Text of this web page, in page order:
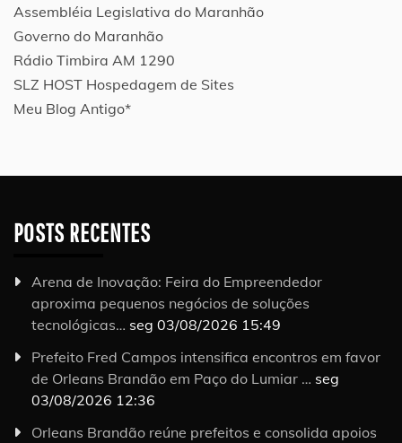
Assembléia Legislativa do Maranhão
Governo do Maranhão
Rádio Timbira AM 1290
SLZ HOST Hospedagem de Sites
Meu Blog Antigo*
POSTS RECENTES
Arena de Inovação: Feira do Empreendedor
aproxima pequenos negócios de soluções
tecnológicas… seg 03/08/2026 15:49
Prefeito Fred Campos intensifica encontros em favor
de Orleans Brandão em Paço do Lumiar … seg
03/08/2026 12:36
Orleans Brandão reúne prefeitos e consolida apoios